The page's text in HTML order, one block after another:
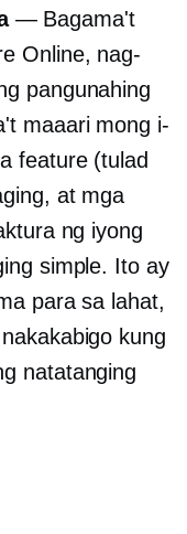
— Bagama't
Online, nag-
pangunahing
maaari mong i-
feature (tulad
at mga
ng iyong
simple. Ito ay
para sa lahat,
kung
natatanging